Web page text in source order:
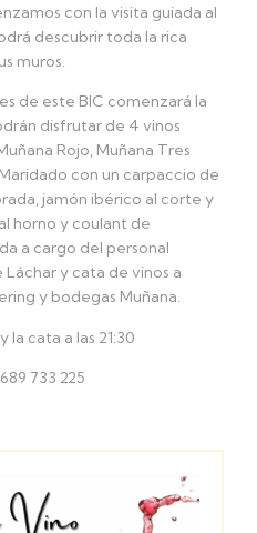
con la visita guiada al
descubrir toda la rica
muros.
de este BIC comenzará la
disfrutar de 4 vinos
Rojo, Muñana Tres
con un carpaccio de
jamón ibérico al corte y
horno y coulant de
a cargo del personal
y cata de vinos a
y bodegas Muñana.
la cata a las 21:30
733 225